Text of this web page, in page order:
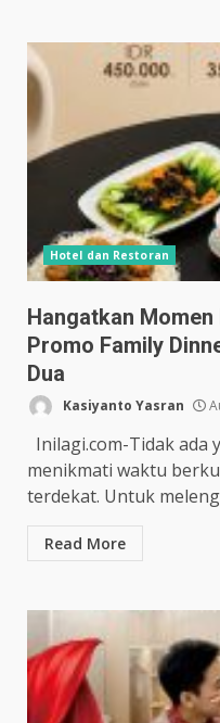
Hotel dan Restoran
Hangatkan
Promo Family
Dua
Kasiyanto Yasran
Inilagi.com-Tidak ada
menikmati waktu
terdekat. Untuk
Read More